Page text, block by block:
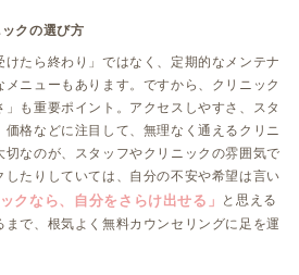
クの選び方
たら終わり」ではなく、定期的なメンテナ
ニューもあります。ですから、クリニック
も重要ポイント。アクセスしやすさ、スタ
価格などに注目して、無理なく通えるクリニ
切なのが、スタッフやクリニックの雰囲気で
たりしていては、自分の不安や希望は言い
クなら、自分をさらけ出せる」
と思える
で、根気よく無料カウンセリングに足を運